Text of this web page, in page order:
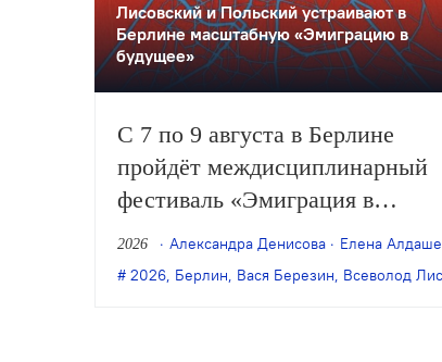
Лисовский и Польский устраивают в
Берлине масштабную «Эмиграцию в
будущее»
С 7 по 9 августа в Берлине
пройдёт междисциплинарный
фестиваль «Эмиграция в
будущее», организованный
художником Антоном
2026 Александра Денисова
Елена
2026, Берлин, Вася Березин, Всеволод